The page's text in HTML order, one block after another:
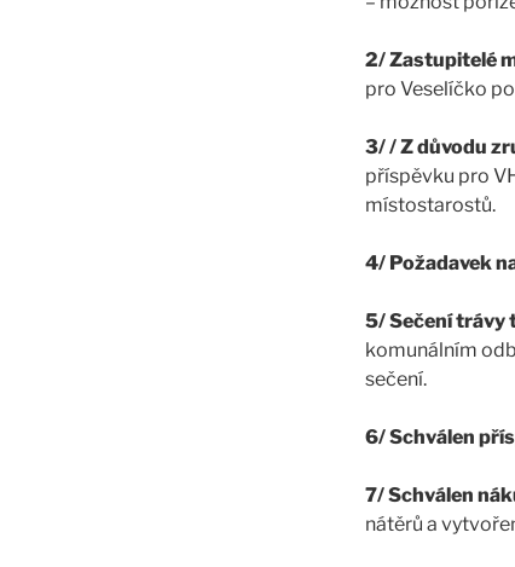
2/ Zastupitelé
pro Veselíčko
3/ / Z důvodu
příspěvku pro
místostarostů.
4/ Požadavek
5/ Sečení trávy
komunálním
sečení.
6/ Schválen
7/ Schválen
nátěrů a